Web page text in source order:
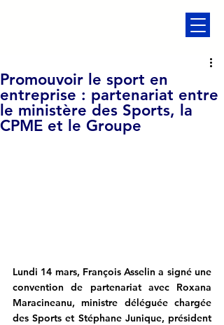
Promouvoir le sport en
entreprise : partenariat entre
le ministère des Sports, la
CPME et le Groupe
Lundi 14 mars, François Asselin a signé une
convention de partenariat avec Roxana
Maracineanu, ministre déléguée chargée
des Sports et Stéphane Junique, président